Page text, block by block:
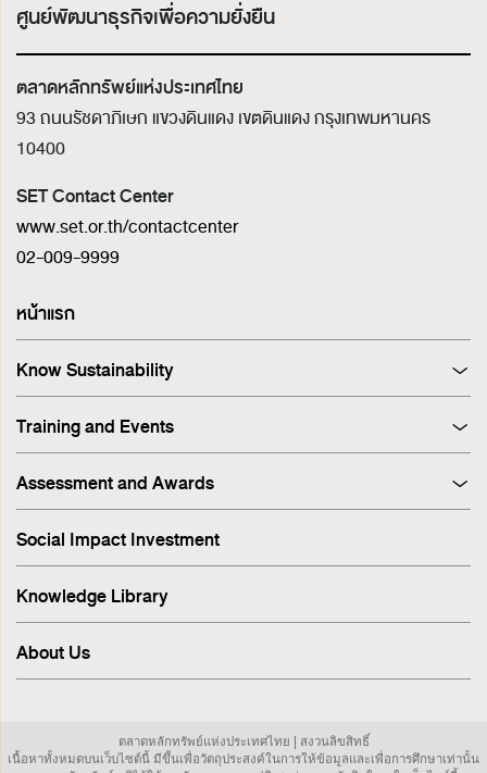
ศูนย์พัฒนาธุรกิจเพื่อความยั่งยืน
ตลาดหลักทรัพย์แห่งประเทศไทย
93 ถนนรัชดาภิเษก แขวงดินแดง เขตดินแดงกรุงเทพมหานคร
10400
SET Contact Center
www.set.or.th/contactcenter
02-009-9999
หน้าแรก
Know Sustainability
Sustainability at A Glance
Principles and Guidelines
Corporate Governance
Sustainability Management Process
Stakeholder Engagement & Materiality Analysis
ESG Risk
Sustainable Supply Chain
Environment
Innovation
Sustainability Disclosure & Reporting
Training and Events
Training
Events
Assessment and Awards
Corporate Governance Report (CGR)
SET ESG Ratings
FTSE Russell ESG Scores
ASEAN Corporate Governance Scorecard
Sustainability Index
Sustainability Awards
IR Awards
Social Impact Investment
Knowledge Library
About Us
ตลาดหลักทรัพย์แห่งประเทศไทย | สงวนลิขสิทธิ์
เนื้อหาทั้งหมดบนเว็บไซต์นี้ มีขึ้นเพื่อวัตถุประสงค์ในการให้ข้อมูลและเพื่อการศึกษาเท่านั้น